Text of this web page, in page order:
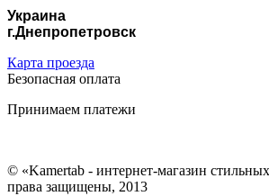
Украина
г.Днепропетровск
Карта проезда
Безопасная оплата
Принимаем платежи
© «Kamertab - интернет-магазин
права защищены, 2013